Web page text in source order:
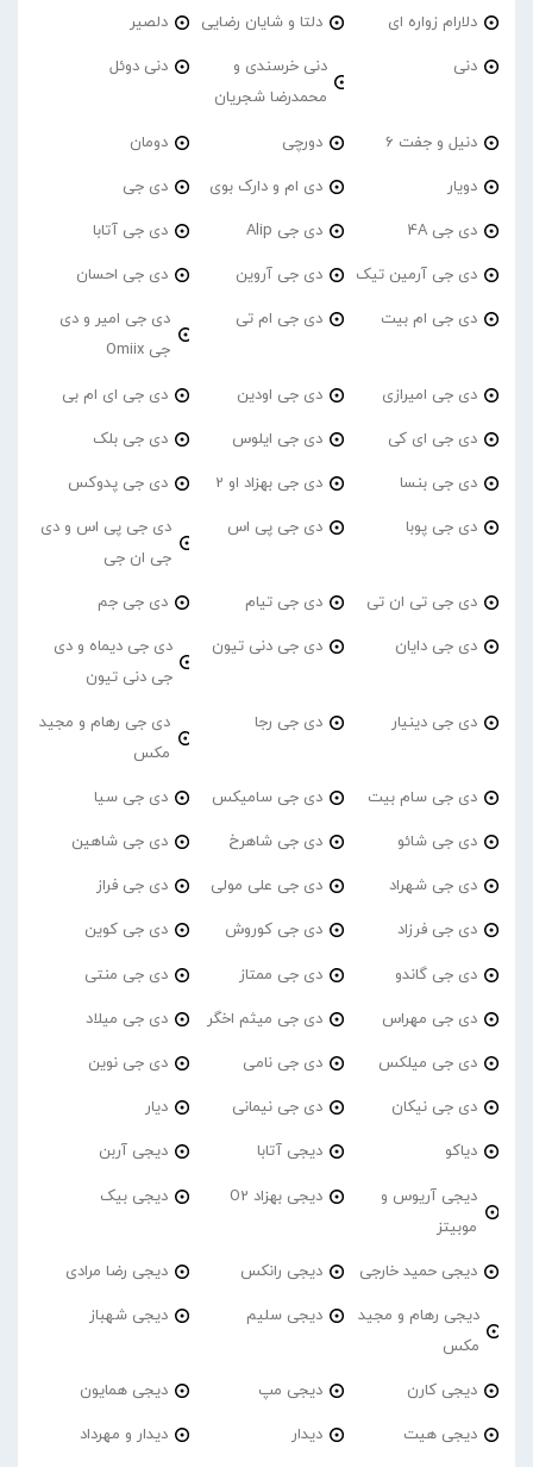
دلارام زواره ای دلتا و شایان رضایی دلصیر
دنی
دنی خرسندی و
محمدرضا شجریان
دنی دوئل
دنیل و جفت 6 دورچی دومان
دویار دی ام و دارک بوی دی جی
دی جی 4A دی جی Alip دی جی آتابا
دی جی آرمین تیک دی جی آروین دی جی احسان
دی جی ام بیت دی جی ام تی
دی جی امیر و دی
جی Omiix
دی جی امیرازی دی جی اودین دی جی ای ام بی
دی جی ای کی دی جی ایلوس دی جی بلک
دی جی بنسا دی جی بهزاد او 2 دی جی پدوکس
دی جی پوبا دی جی پی اس
دی جی پی اس و دی
جی ان جی
دی جی تی ان تی دی جی تیام دی جی جم
دی جی دایان دی جی دنی تیون
دی جی دیماه و دی
جی دنی تیون
دی جی دینیار دی جی رجا
دی جی رهام و مجید
مکس
دی جی سام بیت دی جی سامیکس دی جی سیا
دی جی شائو دی جی شاهرخ دی جی شاهین
دی جی شهراد دی جی علی مولی دی جی فراز
دی جی فرزاد دی جی کوروش دی جی کوین
دی جی گاندو دی جی ممتاز دی جی منتی
دی جی مهراس دی جی میثم اخگر دی جی میلاد
دی جی میلکس دی جی نامی دی جی نوین
دی جی نیکان دی جی نیمانی دیار
دیاکو دیجی آتابا دیجی آربن
دیجی آریوس و
موبیتز
دیجی بهزاد O2 دیجی بیک
دیجی حمید خارجی دیجی رانکس دیجی رضا مرادی
دیجی رهام و مجید
مکس
دیجی سلیم دیجی شهباز
دیجی کارن دیجی مپ دیجی همایون
دیجی هیت دیدار دیدار و مهرداد